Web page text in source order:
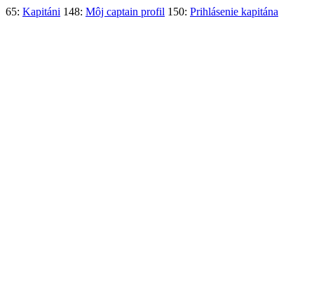
65: Kapitáni 148: Môj captain profil 150: Prihlásenie kapitána